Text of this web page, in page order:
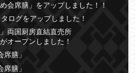
会席膳」をアップしました！！
ログをアップしました！
両国厨房直結直売所
オープンしました！
膳」
膳」